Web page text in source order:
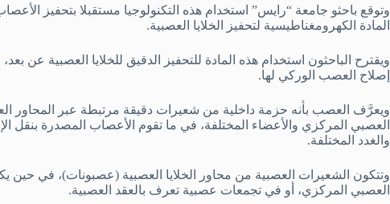
وتوقع باحثو جامعة “رايس” استخدام هذه التكنولوجيا مستقبلا بتحفيز
المادة الكهرومغناطيسية لتحفيز الخلايا العصبية.
ويقترح الباحثون استخدام هذه المادة للتحفيز الدقيق للخلايا العصبية عن
إصلاح العصب الوركي لها.
ويعرَّف العصب بأنه حزمة داخلية من شعيرات دقيقة مرتبطة عبر المحاور
العصبي المركزي والأعضاء المختلفة، في ما تقوم الأعصاب المصدرة بنقل
والغدد المختلفة.
وتتكون الشعيرات العصبية من محاور الخلايا العصبية (عصبونات)، في حين
العصبي المركزي، أو في تجمعات عصبية تعرف بالعقد العصبية.